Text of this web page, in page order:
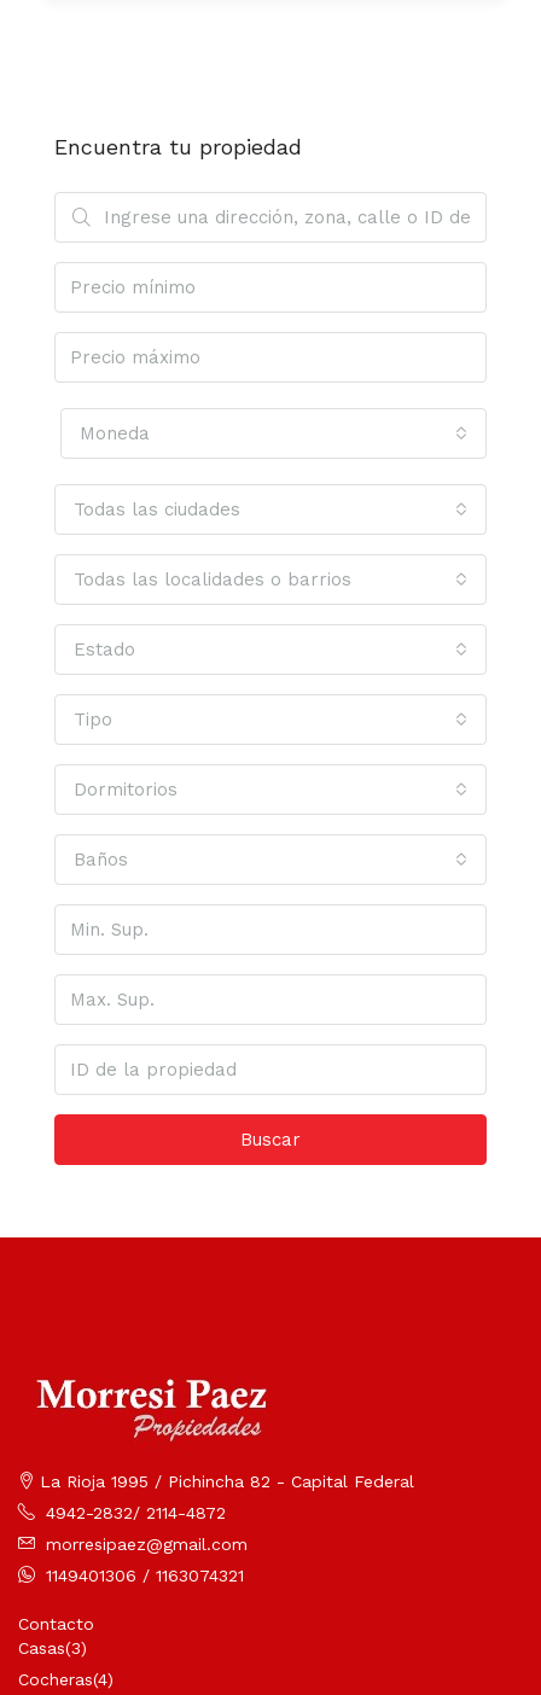
Encuentra tu propiedad
Moneda
Todas las ciudades
Todas las localidades o barrios
Estado
Tipo
Dormitorios
Baños
Buscar
La Rioja 1995 / Pichincha 82 - Capital Federal
4942-2832/ 2114-4872
morresipaez@gmail.com
1149401306 / 1163074321
Contacto
Casas(3)
Cocheras(4)